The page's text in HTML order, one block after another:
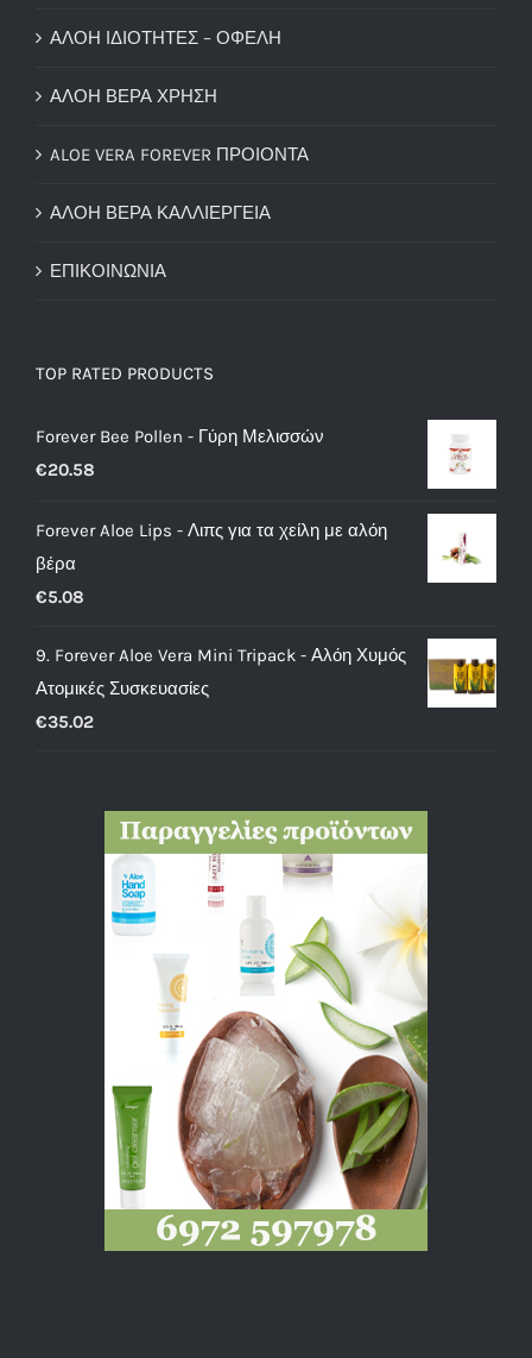
ΑΛΟΗ ΙΔΙΟΤΗΤΕΣ – ΟΦΕΛΗ
ΑΛΟΗ ΒΕΡΑ ΧΡΗΣΗ
ALOE VERA FOREVER ΠΡΟΙΟΝΤΑ
ΑΛΟΗ ΒΕΡΑ ΚΑΛΛΙΕΡΓΕΙΑ
ΕΠΙΚΟΙΝΩΝΙΑ
TOP RATED PRODUCTS
Forever Bee Pollen - Γύρη Μελισσών
€20.58
Forever Aloe Lips - Λιπς για τα χείλη με αλόη
βέρα
€5.08
9. Forever Aloe Vera Mini Tripack - Αλόη Χυμός
Ατομικές Συσκευασίες
€35.02